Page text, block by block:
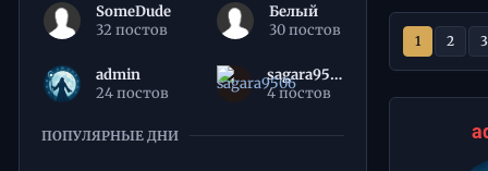
SomeDude
32 постов
Белый
30 постов
admin
24 постов
sagara9506
4 постов
ПОПУЛЯРНЫЕ ДНИ
1 2 3